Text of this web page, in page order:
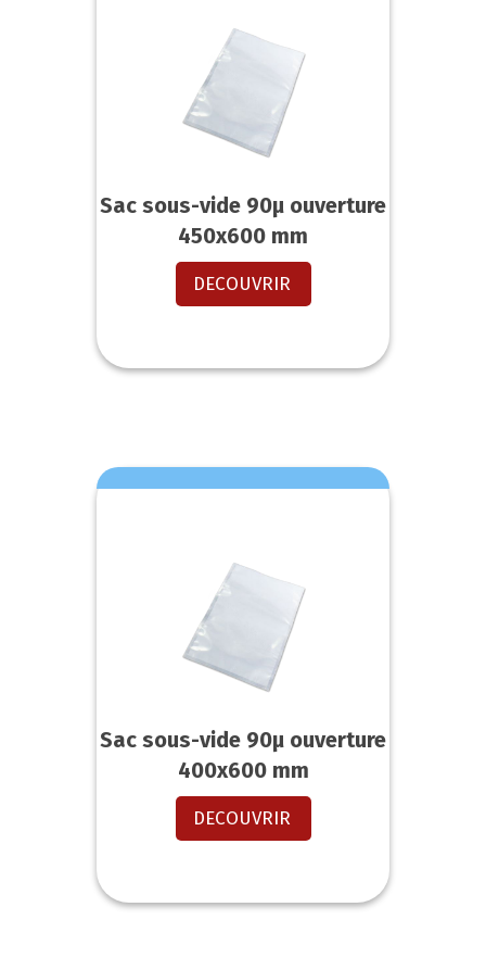
Sac sous-vide 90µ ouverture
450x600 mm
DECOUVRIR
Sac sous-vide 90µ ouverture
400x600 mm
DECOUVRIR